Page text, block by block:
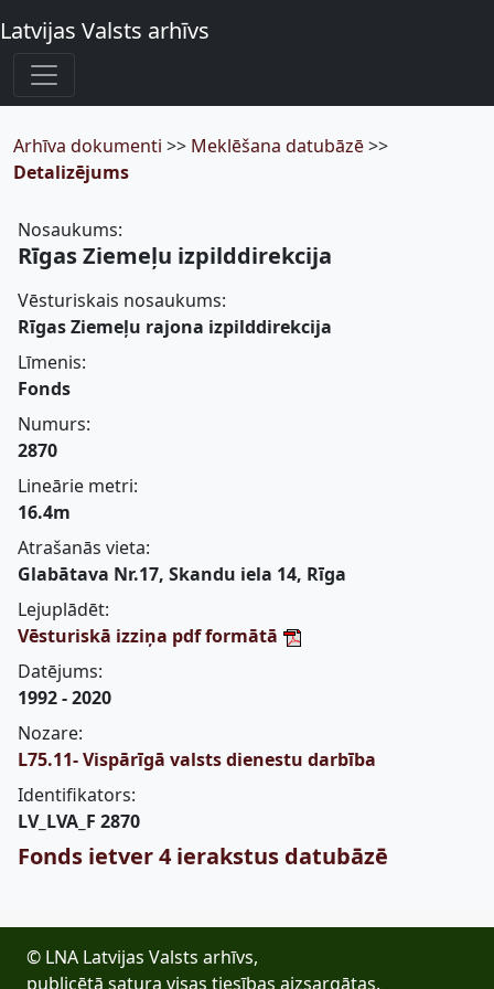
Latvijas Valsts arhīvs
Arhīva dokumenti >> Meklēšana datubāzē>>
Detalizējums
Nosaukums:
Rīgas Ziemeļu izpilddirekcija
Vēsturiskais nosaukums:
Rīgas Ziemeļu rajona izpilddirekcija
Līmenis:
Fonds
Numurs:
2870
Lineārie metri:
16.4m
Atrašanās vieta:
Glabātava Nr.17, Skandu iela 14, Rīga
Lejuplādēt:
Vēsturiskā izziņa pdf formātā
Datējums:
1992 - 2020
Nozare:
L75.11- Vispārīgā valsts dienestu darbība
Identifikators:
LV_LVA_F 2870
Fonds ietver 4 ierakstus datubāzē
© LNA Latvijas Valsts arhīvs,
publicētā satura visas tiesības aizsargātas.